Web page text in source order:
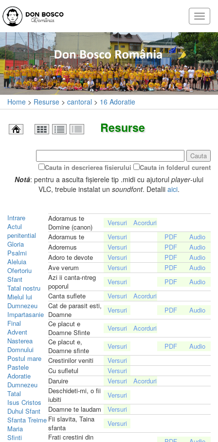
Home > Resurse > cantoral > 16 Adoratie
Resurse
Cauta
Cauta in descrierea fisierului
Cauta in folderul curent
Notă: pentru a asculta fișierele tip .midi cu ajutorul player-ului
VLC, trebuie instalat un soundfont. Detalii aici.
Intrare
Actul
penitential
Gloria
Psalmi
Aleluia
Ofertoriu
Sfant
Tatal nostru
Mielul lui
Dumnezeu
Impartasanie
Final
Advent
Nasterea
Domnului
Postul mare
Pastele
Adoratie
Dumnezeu
Tatal
Isus Cristos
Duhul Sfant
Sfanta Treime
Maria
Sfinti
Adoramus te
Domine (canon)
Adoramus te
Adoremus
Adoro te devote
Ave verum
Azi ii canta-ntreg
poporul
Canta suflete
Cat de parasit esti,
Doamne
Ce placut e
Doamne Sfinte
Ce placut e,
Doamne sfinte
Crestinilor veniti
Cu sufletul
Daruire
Deschideti-mi, o fii
iubiti
Doamne te laudam
Fii slavita, Taina
sfanta
Frati crestini din